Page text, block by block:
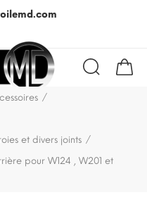
et divers joints
pour W124 , W201 et